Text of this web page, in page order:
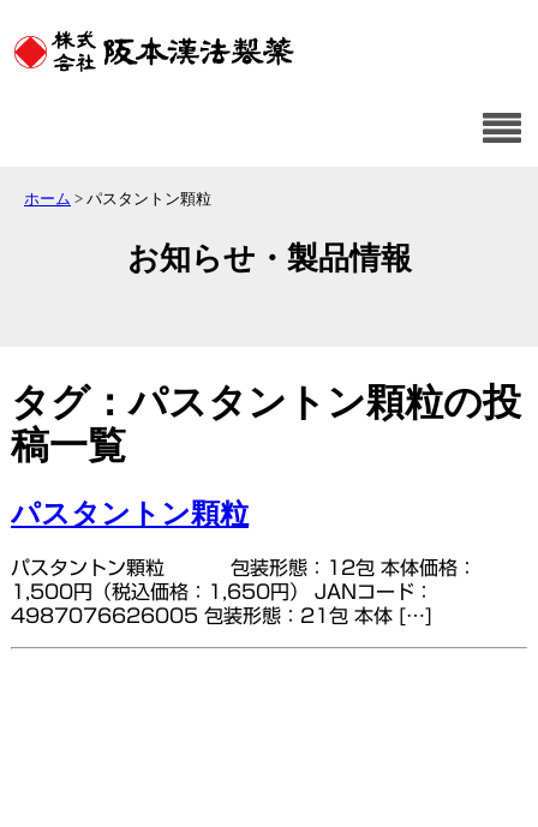
ホーム > パスタントン顆粒
お知らせ・製品情報
タグ：パスタントン顆粒の投
稿一覧
パスタントン顆粒
パスタントン顆粒 包装形態：12包 本体価格：
1,500円（税込価格：1,650円） JANコード：
4987076626005 包装形態：21包 本体 […]